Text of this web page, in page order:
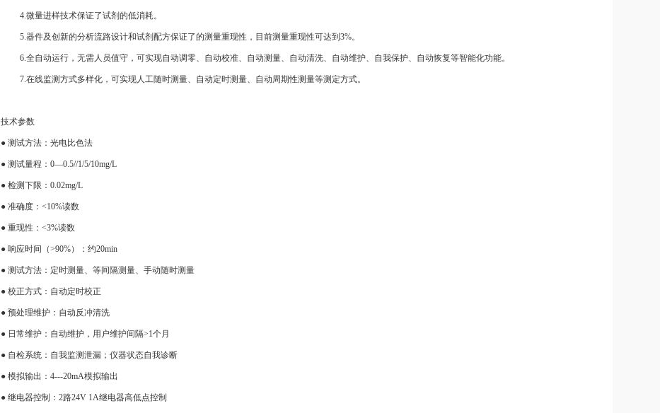
4.微量进样技术保证了试剂的低消耗。
5.器件及创新的分析流路设计和试剂配方保证了的测量重现性，目前测量重现性可达到 3%。
6.全自动运行，无需人员值守，可实现自动调零、自动校准、自动测量、自动清洗、自动维护、自我保护、自动恢复等智能化功能。
7.在线监测方式多样化，可实现人工随时测量、自动定时测量、自动周期性测量等测定方式。
技术参数
● 测试方法：光电比色法
● 测试量程：0—0.5//1/5/10mg/L
● 检测下限：0.02mg/L
● 准确度：<10%读数
● 重现性：<3%读数
● 响应时间（>90%）：约20min
● 测试方法：定时测量、等间隔测量、手动随时测量
● 校正方式：自动定时校正
● 预处理维护：自动反冲清洗
● 日常维护：自动维护，用户维护间隔>1个月
● 自检系统：自我监测泄漏；仪器状态自我诊断
● 模拟输出：4---20mA模拟输出
● 继电器控制：2路24V 1A继电器高低点控制